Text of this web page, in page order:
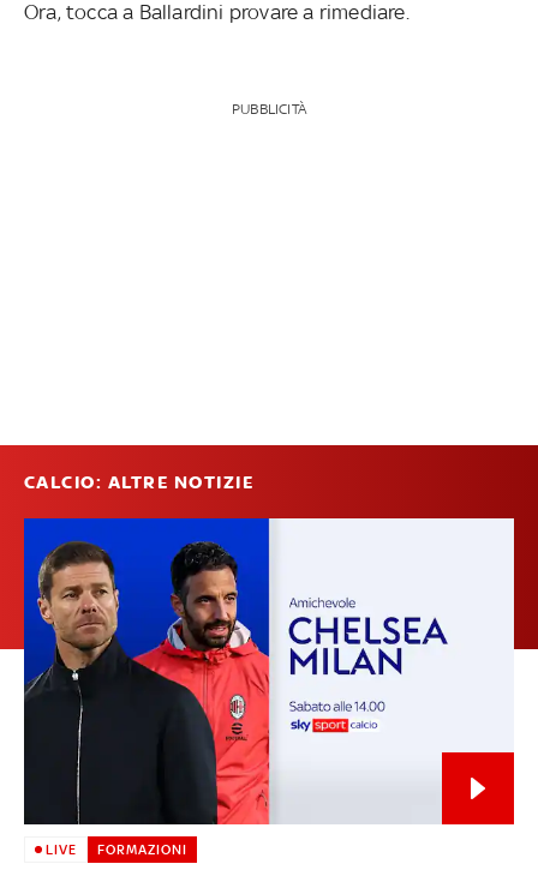
Ora, tocca a Ballardini provare a rimediare.
PUBBLICITÀ
CALCIO: ALTRE NOTIZIE
LIVE FORMAZIONI